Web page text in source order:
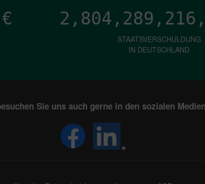
€
STAATSVERSCHULDUNG
IN DEUTSCHLAND
Sie uns auch gerne in den sozialen